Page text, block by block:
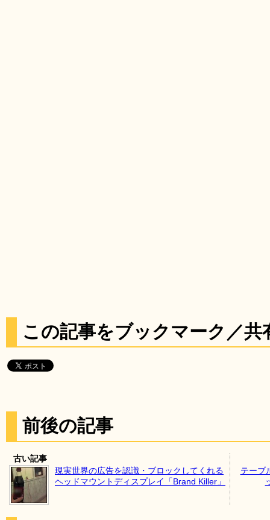
この記事をブックマーク／共
前後の記事
古い記事
現実世界の広告を認識・ブロックしてくれる
ヘッドマウントディスプレイ「Brand Killer」
テーブ